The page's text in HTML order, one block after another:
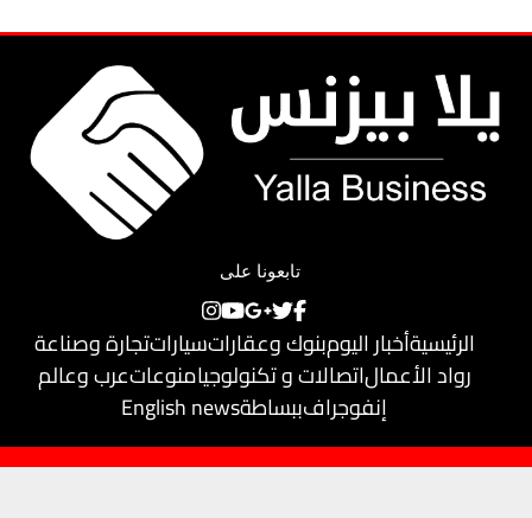
تابعونا على
الرئيسيةأخبار اليومبنوك وعقاراتسياراتتجارة وصناعة
رواد الأعمالاتصالات و تكنولوجيامنوعاتعرب وعالم
إنفوجرافببساطةEnglish news
حقوق النشر محفوظة لـيلا بيزنس© 2018